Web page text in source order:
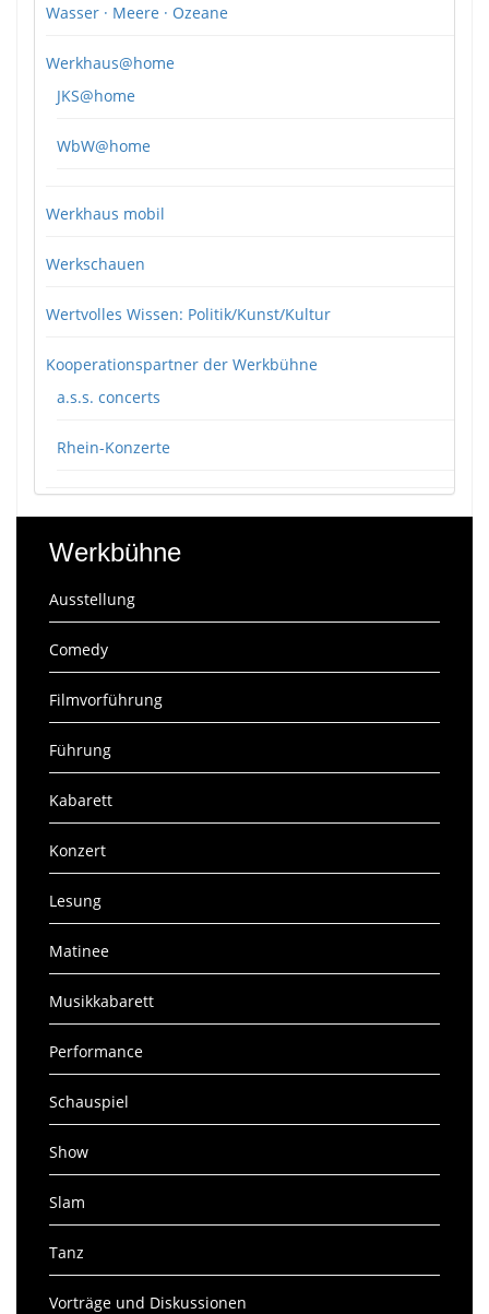
Wasser · Meere · Ozeane
Werkhaus@home
JKS@home
WbW@home
Werkhaus mobil
Werkschauen
Wertvolles Wissen: Politik/Kunst/Kultur
Kooperationspartner der Werkbühne
a.s.s. concerts
Rhein-Konzerte
Werkbühne
Ausstellung
Comedy
Filmvorführung
Führung
Kabarett
Konzert
Lesung
Matinee
Musikkabarett
Performance
Schauspiel
Show
Slam
Tanz
Vorträge und Diskussionen